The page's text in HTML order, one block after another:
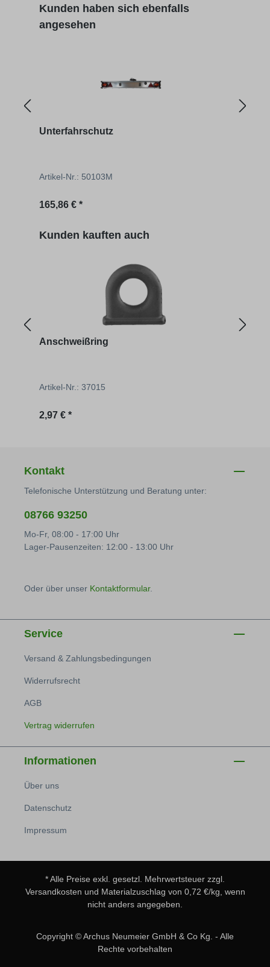
Produktgalerie überspringen
Kunden haben sich ebenfalls
angesehen
Unterfahrschutz
Artikel-Nr.: 50103M
Regulärer Preis:
165,86 € *
Produktgalerie überspringen
Kunden kauften auch
Anschweißring
Artikel-Nr.: 37015
Regulärer Preis:
2,97 € *
Kontakt
Telefonische Unterstützung und Beratung unter:
08766 93250
Mo-Fr, 08:00 - 17:00 Uhr
Lager-Pausenzeiten: 12:00 - 13:00 Uhr
Oder über unser Kontaktformular.
Service
Versand & Zahlungsbedingungen
Widerrufsrecht
AGB
Vertrag widerrufen
Informationen
Über uns
Datenschutz
Impressum
* Alle Preise exkl. gesetzl. Mehrwertsteuer zzgl.
Versandkosten und Materialzuschlag von 0,72 €/kg, wenn
nicht anders angegeben.
Copyright © Archus Neumeier GmbH & Co Kg. - Alle
Rechte vorbehalten